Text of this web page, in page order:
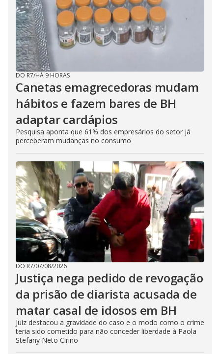
d
e
o
DO R7/HÁ 9 HORAS
Canetas emagrecedoras mudam
hábitos e fazem bares de BH
adaptar cardápios
Pesquisa aponta que 61% dos empresários do setor já
perceberam mudanças no consumo
DO R7/07/08/2026
Justiça nega pedido de revogação
da prisão de diarista acusada de
matar casal de idosos em BH
Juiz destacou a gravidade do caso e o modo como o crime
teria sido cometido para não conceder liberdade à Paola
Stefany Neto Cirino